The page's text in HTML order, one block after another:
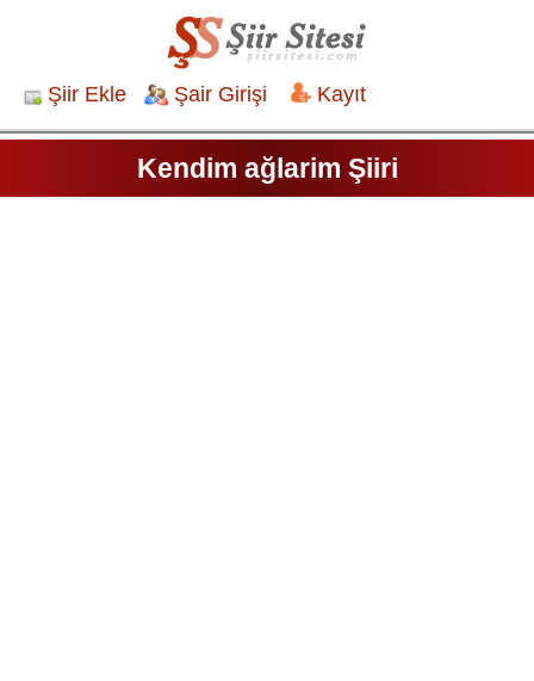
Şiir Ekle Şair Girişi Kayıt
Kendim ağlarim Şiiri